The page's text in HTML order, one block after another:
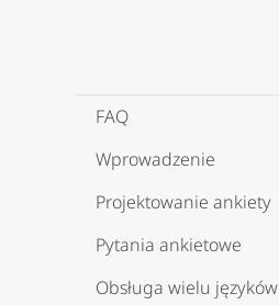
FAQ
Wprowadzenie
Projektowanie ankiety
Pytania ankietowe
Obsługa wielu języków